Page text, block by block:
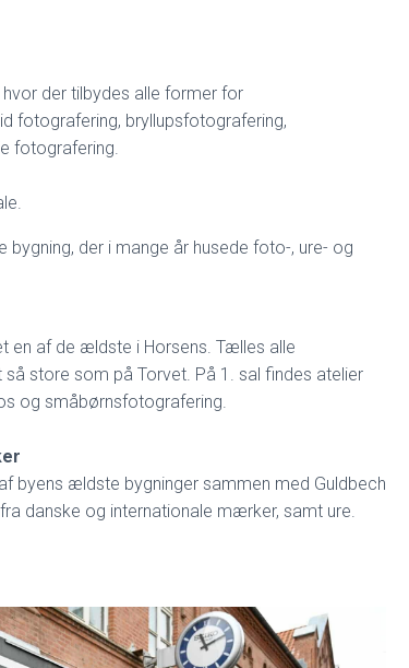
der tilbydes alle former for
fotografering, bryllupsfotografering,
fotografering.
bygning, der i mange år husede foto-, ure- og
en af de ældste i Horsens. Tælles alle
store som på Torvet. På 1. sal findes atelier
og småbørnsfotografering.
byens ældste bygninger sammen med Guldbech
danske og internationale mærker, samt ure.